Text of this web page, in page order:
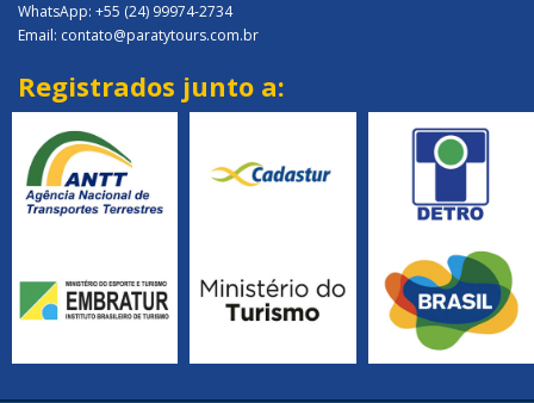
WhatsApp: +55 (24) 99974-2734
Email: contato@paratytours.com.br
Registrados junto a: